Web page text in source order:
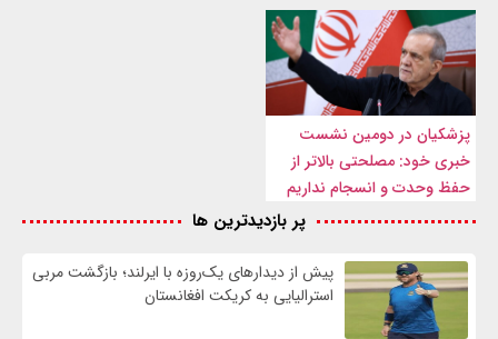
پزشکیان در دومین نشست
خبری خود: مصلحتی بالاتر از
حفظ وحدت و انسجام نداریم
پر بازدیدترین ها
پیش از دیدارهای یک‌روزه با ایرلند؛ بازگشت مربی
استرالیایی به کریکت افغانستان